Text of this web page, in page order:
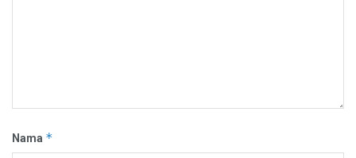
Nama *